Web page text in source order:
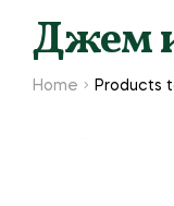
Джем
Home Products